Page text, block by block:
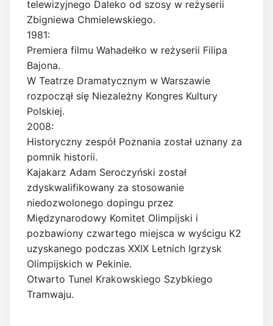
telewizyjnego Daleko od szosy w reżyserii
Zbigniewa Chmielewskiego.
1981:
Premiera filmu Wahadełko w reżyserii Filipa
Bajona.
W Teatrze Dramatycznym w Warszawie
rozpoczął się Niezależny Kongres Kultury
Polskiej.
2008:
Historyczny zespół Poznania został uznany za
pomnik historii.
Kajakarz Adam Seroczyński został
zdyskwalifikowany za stosowanie
niedozwolonego dopingu przez
Międzynarodowy Komitet Olimpijski i
pozbawiony czwartego miejsca w wyścigu K2
uzyskanego podczas XXIX Letnich Igrzysk
Olimpijskich w Pekinie.
Otwarto Tunel Krakowskiego Szybkiego
Tramwaju.